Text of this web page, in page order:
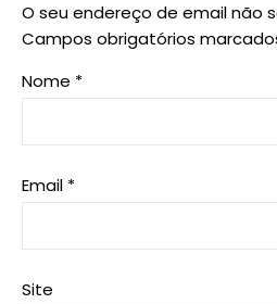
O seu endereço de email não
Campos obrigatórios
Nome *
Email *
Site